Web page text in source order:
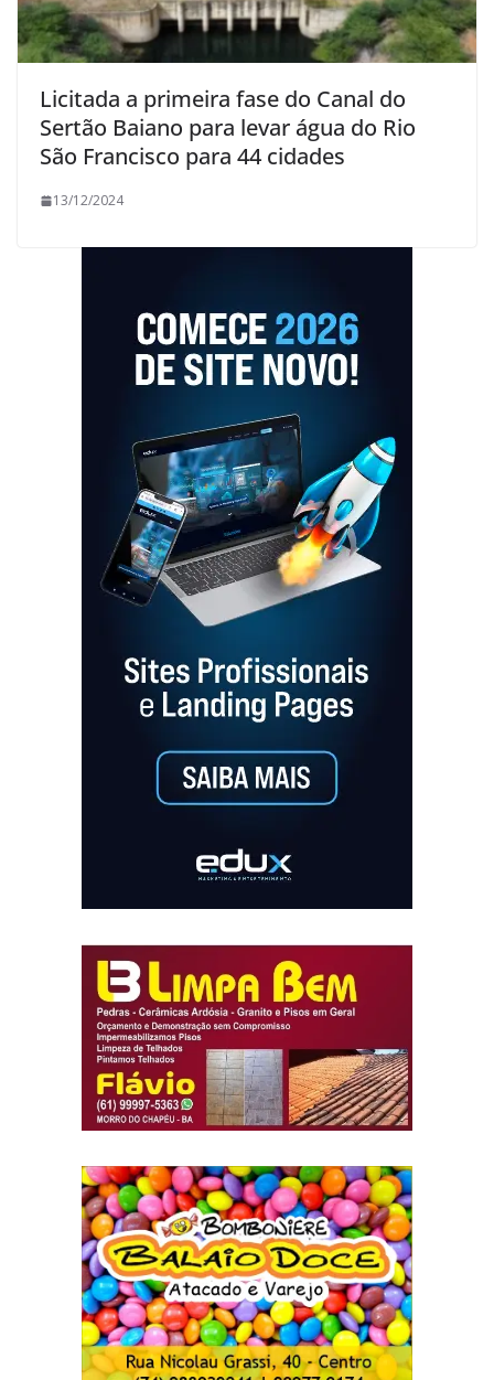
Licitada a primeira fase do Canal do
Sertão Baiano para levar água do Rio
São Francisco para 44 cidades
13/12/2024